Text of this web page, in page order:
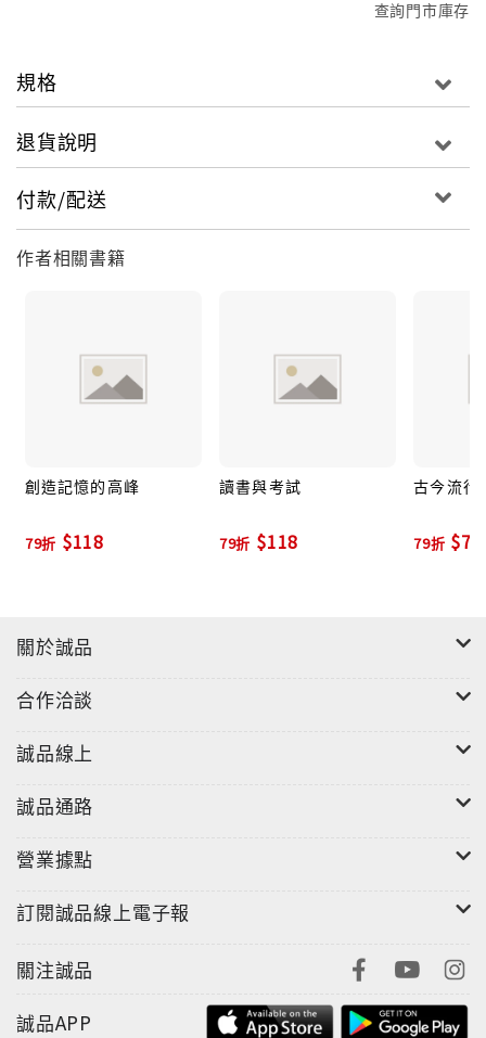
查詢門市庫存
規格
退貨說明
付款/配送
作者相關書籍
創造記憶的高峰
79折 $118
讀書與考試
79折 $118
古今流行
79折 $79
關於誠品
合作洽談
誠品線上
誠品通路
營業據點
訂閱誠品線上電子報
關注誠品
誠品APP